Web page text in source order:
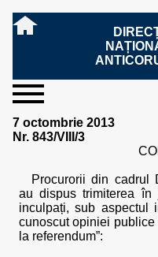
sesizați-
ne
Ce
înseamnă
Cum
sesizați
corupție?
Cum
este
denunță?
Ce
trebuie
sesizare?
Fazele
procesului
Ce
urmează
o faptă
de
corupție?
Care sunt
drepturile și
în procesul
penal?
Cum
sprijiniți
date
despre
posibile
fapte de
corupție?
despre
noi
Cine
lucrează
Cu ce
se
Sursele
de
Structura
Conducerea
Structuri
teritoriale
Cadrul
legal
Resurse
financiare
Resurse
umane
Integritate
instituțională
rezultatele
noastre
Rapoarte
de
Hotărâri
penale
de
corupție
mass
media
Biroul de
informare
Contacte
Comunicate
de presă
Model de
acreditare
Drept
la
Evenimente
informare
publică
Persoana
responsabilă
publică
Model
solicitare
Legii
544/2001
Raportul
anual
Legii
544/2001
Legea
544/2001
aplicare
Protecția
datelor
personal
Modalități
de
răspunsului
oferit în
baza Legii
544/2001
cooperare
internațională
Programe
Evenimente
internaționale
Cadrul legal
internațional
7 octombrie 2013
Nr. 843/VIII/3
Procurorii din cadrul
au dispus trimiterea
inculpați, sub aspectul
cunoscut opiniei publice
la referendum”: